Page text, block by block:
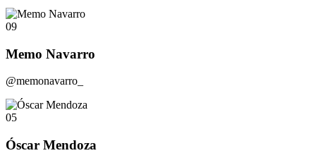
09
Memo Navarro
@memonavarro_
05
Óscar Mendoza